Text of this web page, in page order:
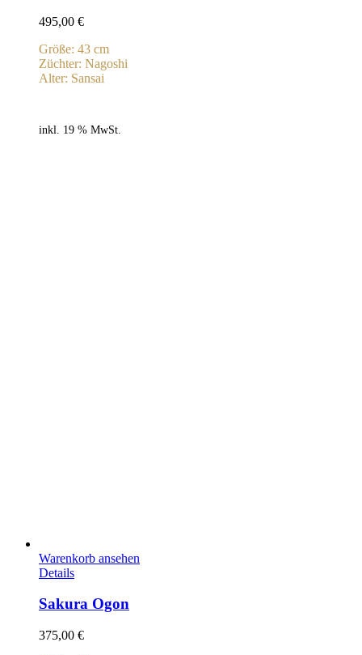
495,00 €
Größe: 43 cm
Züchter: Nagoshi
Alter: Sansai
inkl. 19 % MwSt.
Warenkorb ansehen
Details
Sakura Ogon
375,00 €